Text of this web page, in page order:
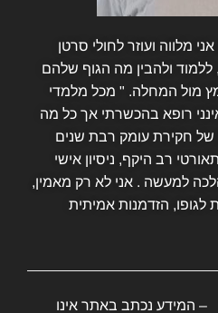
מלווה ועוזר לחולי סרטן
ולהבין מה הגוף שלהם
מול המחלה. " מכל מלמדי
רופא בהכשרתי אך כל מה
של חקירת עומק רבת שנים
רב היקף, ניסיון אישי
הלכה למעשה . אני לא רק מאמין,
לגופו, הזדמנות אמיתית
כל הזכויות שמורות © 2026 – המידע נכתב באתר אינו